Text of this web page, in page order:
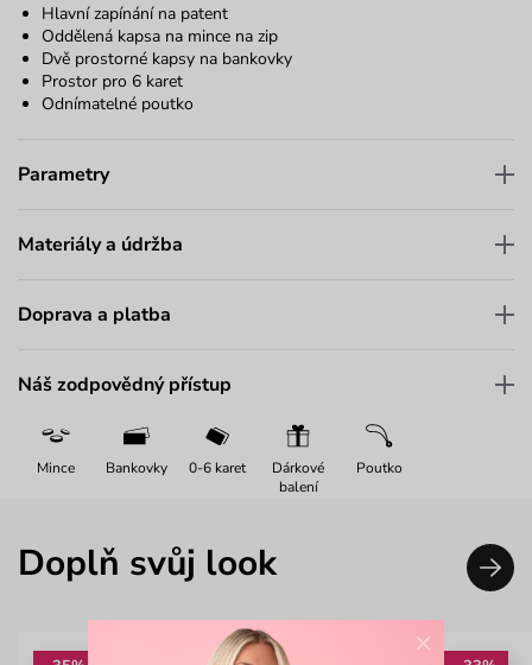
Hlavní zapínání na patent
Oddělená kapsa na mince na zip
Dvě prostorné kapsy na bankovky
Prostor pro 6 karet
Odnímatelné poutko
Parametry
Materiály a údržba
Doprava a platba
Náš zodpovědný přístup
Mince Bankovky 0-6 karet
Dárkové
balení
Poutko
Doplň svůj look
×